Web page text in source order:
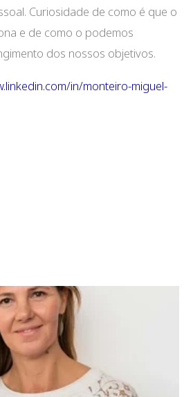
Curiosidade de como é que o
e de como o podemos
dos nossos objetivos.
in/monteiro-miguel-